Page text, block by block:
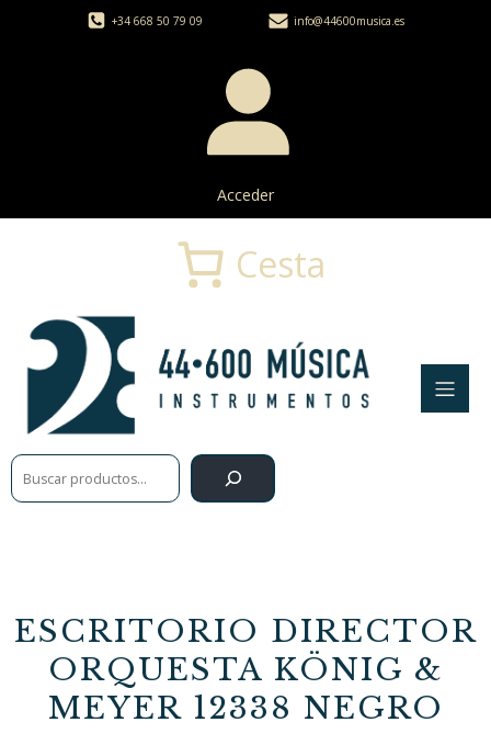
+34 668 50 79 09 info@44600musica.es
Acceder
Buscar
Cesta
ESCRITORIO DIRECTOR
ORQUESTA KÖNIG &
MEYER 12338 NEGRO